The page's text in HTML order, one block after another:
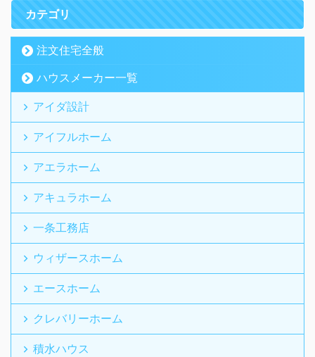
カテゴリ
注文住宅全般
ハウスメーカー一覧
アイダ設計
アイフルホーム
アエラホーム
アキュラホーム
一条工務店
ウィザースホーム
エースホーム
クレバリーホーム
積水ハウス